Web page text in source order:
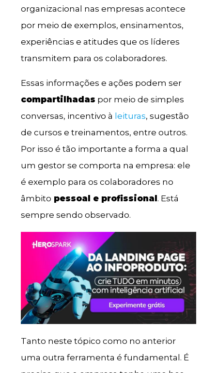
organizacional nas empresas acontece
por meio de exemplos, ensinamentos,
experiências e atitudes que os líderes
transmitem para os colaboradores.
Essas informações e ações podem ser
compartilhadas por meio de simples
conversas, incentivo à leituras, sugestão
de cursos e treinamentos, entre outros.
Por isso é tão importante a forma a qual
um gestor se comporta na empresa: ele
é exemplo para os colaboradores no
âmbito pessoal e profissional . Está
sempre sendo observado.
Tanto neste tópico como no anterior
uma outra ferramenta é fundamental. É